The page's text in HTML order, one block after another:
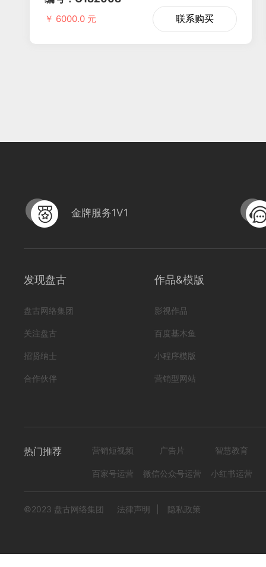
￥ 6000.0 元 联系购买
金牌服务1V1
发现盘古
盘古网络集团
关注盘古
招贤纳士
合作伙伴
作品&模版
影视作品
百度基木鱼
小程序模版
营销型网站
热门推荐 营销短视频 广告片 智慧教育
百家号运营 微信公众号运营 小红书运营
©2023 盘古网络集团 法律声明 隐私政策